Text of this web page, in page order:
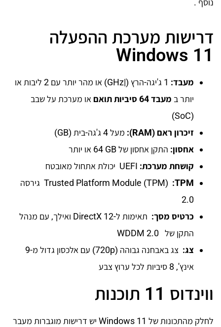
נוסף .
דרישות מערכת ההפעלה
Windows 11
מעבד:
1 ג'יגה-הרץ (|GHz) או מהר יותר עם 2 ליבות או
יותר ב מעבד 64 סיביות תואם
או מערכת על שבב
(SoC)
זיכרון ראם (RAM):
מעל 4 ג'גה-בית (GB)
אחסון: התקן אחסון של ‎64 GB או יותר
קושחת מערכת:
TPM
:
Trusted Platform Module (TPM)‎ גירסה
2.0
כרטיס מסך:
תאימות ל-DirectX 12 ואילך, עם מנהל
התקן של WDDM 2.0
צג:
צג באבחנה גבוהה (‎720p) עם אלכסון גדול מ-9
אינץ', 8 סיביות לכל ערוץ צבע
ווינדוס 11 תוכנות
לחלק מהתכונות של Windows 11 יש דרישות מוגברות מעבר